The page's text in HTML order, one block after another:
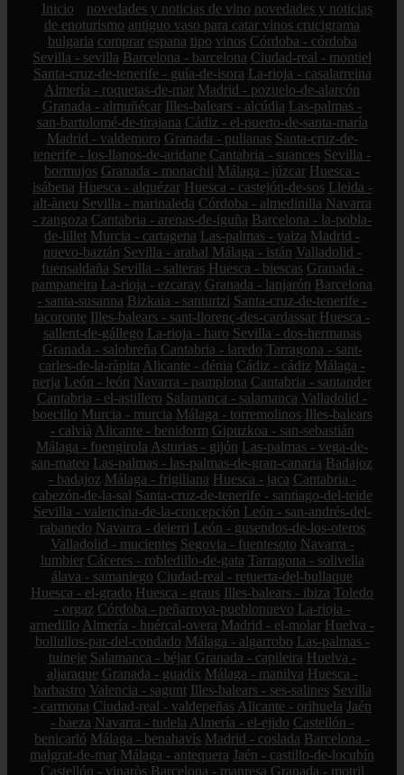
Inicio novedades y noticias de vino novedades y noticias
de enoturismo antiguo vaso para catar vinos crucigrama
bulgaria comprar espana tipo vinos Córdoba - córdoba
Sevilla - sevilla Barcelona - barcelona Ciudad-real - montiel
Santa-cruz-de-tenerife - guía-de-isora La-rioja - casalarreina
Almería - roquetas-de-mar Madrid - pozuelo-de-alarcón
Granada - almuñécar Illes-balears - alcúdia Las-palmas -
san-bartolomé-de-tirajana Cádiz - el-puerto-de-santa-maría
Madrid - valdemoro Granada - pulianas Santa-cruz-de-
tenerife - los-llanos-de-aridane Cantabria - suances Sevilla -
bormujos Granada - monachil Málaga - júzcar Huesca -
isábena Huesca - alquézar Huesca - castejón-de-sos Lleida -
alt-àneu Sevilla - marinaleda Córdoba - almedinilla Navarra
- zangoza Cantabria - arenas-de-iguña Barcelona - la-pobla-
de-lillet Murcia - cartagena Las-palmas - yaiza Madrid -
nuevo-baztán Sevilla - arahal Málaga - istán Valladolid -
fuensaldaña Sevilla - salteras Huesca - biescas Granada -
pampaneira La-rioja - ezcaray Granada - lanjarón Barcelona
- santa-susanna Bizkaia - santurtzi Santa-cruz-de-tenerife -
tacoronte Illes-balears - sant-llorenç-des-cardassar Huesca -
sallent-de-gállego La-rioja - haro Sevilla - dos-hermanas
Granada - salobreña Cantabria - laredo Tarragona - sant-
carles-de-la-ràpita Alicante - dénia Cádiz - cádiz Málaga -
nerja León - león Navarra - pamplona Cantabria - santander
Cantabria - el-astillero Salamanca - salamanca Valladolid -
boecillo Murcia - murcia Málaga - torremolinos Illes-balears
- calvià Alicante - benidorm Gipuzkoa - san-sebastián
Málaga - fuengirola Asturias - gijón Las-palmas - vega-de-
san-mateo Las-palmas - las-palmas-de-gran-canaria Badajoz
- badajoz Málaga - frigiliana Huesca - jaca Cantabria -
cabezón-de-la-sal Santa-cruz-de-tenerife - santiago-del-teide
Sevilla - valencina-de-la-concepción León - san-andrés-del-
rabanedo Navarra - deierri León - gusendos-de-los-oteros
Valladolid - mucientes Segovia - fuentesoto Navarra -
lumbier Cáceres - robledillo-de-gata Tarragona - solivella
álava - samaniego Ciudad-real - retuerta-del-bullaque
Huesca - el-grado Huesca - graus Illes-balears - ibiza Toledo
- orgaz Córdoba - peñarroya-pueblonuevo La-rioja -
arnedillo Almería - huércal-overa Madrid - el-molar Huelva -
bollullos-par-del-condado Málaga - algarrobo Las-palmas -
tuineje Salamanca - béjar Granada - capileira Huelva -
aljaraque Granada - guadix Málaga - manilva Huesca -
barbastro Valencia - sagunt Illes-balears - ses-salines Sevilla
- carmona Ciudad-real - valdepeñas Alicante - orihuela Jaén
- baeza Navarra - tudela Almería - el-ejido Castellón -
benicarló Málaga - benahavís Madrid - coslada Barcelona -
malgrat-de-mar Málaga - antequera Jaén - castillo-de-locubín
Castellón - vinaròs Barcelona - manresa Granada - motril